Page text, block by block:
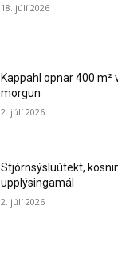
18. júlí 2026
Kappahl opnar 400 m²
morgun
2. júlí 2026
Stjórnsýsluútekt,
upplýsingamál
2. júlí 2026